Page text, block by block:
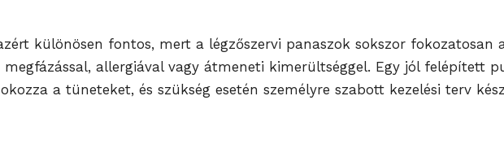
különösen fontos, mert a légzőszervi panaszok sokszor fokozatosan
megfázással, allergiával vagy átmeneti kimerültséggel. Egy jól felépített
a tüneteket, és szükség esetén személyre szabott kezelési terv